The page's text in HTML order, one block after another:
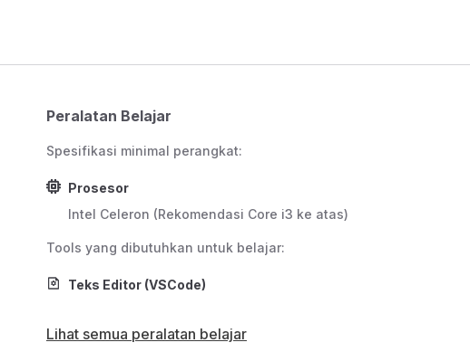
Peralatan Belajar
Spesifikasi minimal perangkat:
Prosesor
Intel Celeron (Rekomendasi Core i3 ke atas)
Tools yang dibutuhkan untuk belajar:
Teks Editor (VSCode)
Lihat semua peralatan belajar